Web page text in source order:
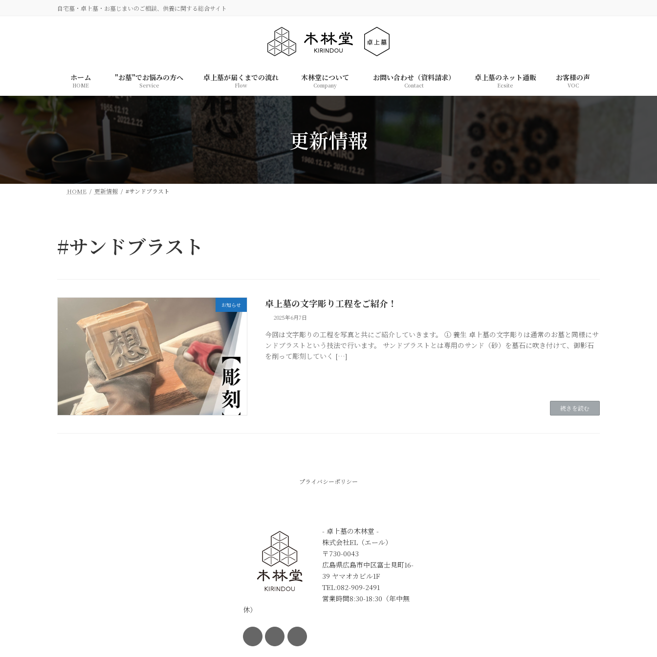
キ
ッ
に
移
自宅墓・卓上墓・お墓じまいのご相談、供養に関する総合サイト
ホーム
HOME
"お墓"でお悩みの方へ
Service
卓上墓が届くまでの流れ
Flow
木林堂について
Company
お問い合わせ（資料請求）
Contact
卓上墓のネット通販
Ecsite
お客様の声
VOC
更新情報
HOME 更新情報 #サンドブラスト
#サンドブラスト
お知らせ 卓上墓の文字彫り工程をご紹介！
2025年6月7日
今回は文字彫りの工程を写真と共にご紹介していきます。 ① 養生 卓上墓の文字彫りは通常のお墓と同様にサ
ンドブラストという技法で行います。 サンドブラストとは専用のサンド（砂）を墓石に吹き付けて、御影石
を削って彫刻していく […]
続きを読む
プライバシーポリシー
- 卓上墓の木林堂 -
株式会社EL（エール）
〒730-0043
広島県広島市中区富士見町16-
39 ヤマオカビル1F
TEL:082-909-2491
営業時間8:30-18:30（年中無
休）